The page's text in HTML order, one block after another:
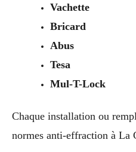
Vachette
Bricard
Abus
Tesa
Mul-T-Lock
Chaque installation ou
normes anti-effraction à La